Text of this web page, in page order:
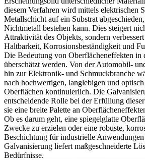
diesem Verfahren wird mittels elektrischen
Metallschicht auf ein Substrat
Nichtmetall bestehen kann. Dies steigert
Attraktivität des Objekts, sondern verbessert
Haltbarkeit, Korrosionsbeständigkeit und
Die Bedeutung von Oberflächeneffekten in
überschätzt werden. Von der Automobil-
hin zur Elektronik- und Schmuckbranche
nach hochwertigen, langlebigen und optisch
Oberflächen kontinuierlich. Die
entscheidende Rolle bei der Erfüllung
sie eine breite Palette an
Ob es darum geht, eine spiegelglatte
Zwecke zu erzielen oder eine robuste,
Beschichtung für industrielle
Galvanisierung liefert maßgeschneiderte
Bedürfnisse.